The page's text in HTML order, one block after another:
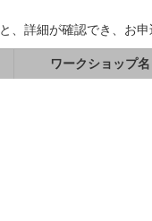
、詳細が確認でき、お申
ワークショップ名